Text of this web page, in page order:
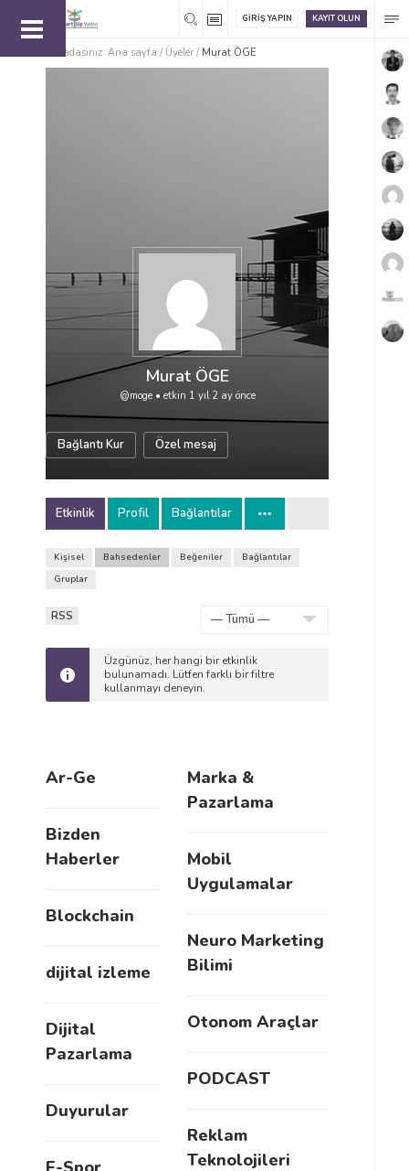
KAYIT OLUN
GIRIŞ YAPIN
Buradasınız: Ana sayfa / Üyeler / Murat ÖGE
Murat ÖGE
@moge• etkin 1 yıl 2 ay önce
Bağlantı Kur Özel mesaj
Etkinlik Profil Bağlantılar
Kişisel Bahsedenler Beğeniler
Bağlantılar
Gruplar
RSS
Üzgünüz, her hangi bir etkinlik
bulunamadı. Lütfen farklı bir filtre
kullanmayı deneyin.
Ar-Ge
Bizden
Haberler
Blockchain
dijital izleme
Dijital
Pazarlama
Duyurular
Marka &
Pazarlama
Mobil
Uygulamalar
Neuro Marketing
Bilimi
Otonom Araçlar
PODCAST
Reklam
Teknolojileri